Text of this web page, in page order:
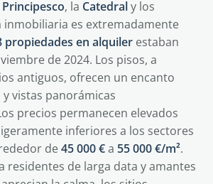
, la Catedraly los
inmobiliaria es extremadamente
propiedades en alquiler estaban
de 2024. Los pisos, a
antiguos, ofrecen un encanto
vistas panorámicas
precios permanecen elevados
inferiores a los sectores
de45 000 €a 55 000 €/m².
residentes de larga data y amantes